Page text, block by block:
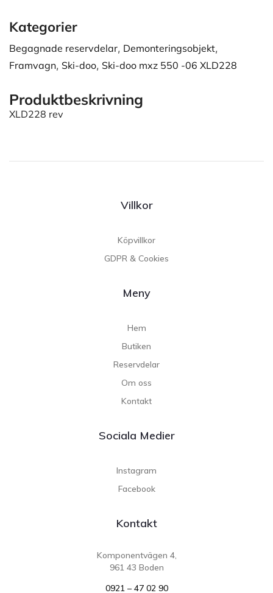
Kategorier
Begagnade reservdelar, Demonteringsobjekt,
Framvagn, Ski-doo, Ski-doo mxz 550 -06 XLD228
Produktbeskrivning
XLD228 rev
Villkor
Köpvillkor
GDPR & Cookies
Meny
Hem
Butiken
Reservdelar
Om oss
Kontakt
Sociala Medier
Instagram
Facebook
Kontakt
Komponentvägen 4,
961 43 Boden
0921 – 47 02 90